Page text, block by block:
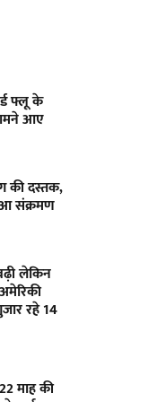
फ्लू के
आए
की दस्तक,
संक्रमण
लेकिन
रहे 14
माह की